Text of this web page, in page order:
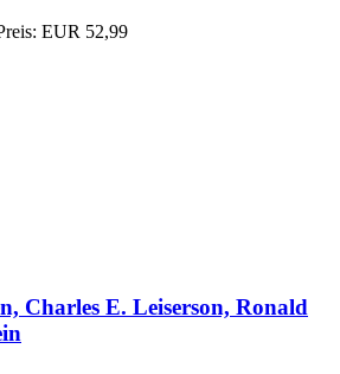
EUR 52,99
Charles E. Leiserson, Ronald